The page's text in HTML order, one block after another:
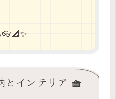
👓📐✨
とインテリア 🧺